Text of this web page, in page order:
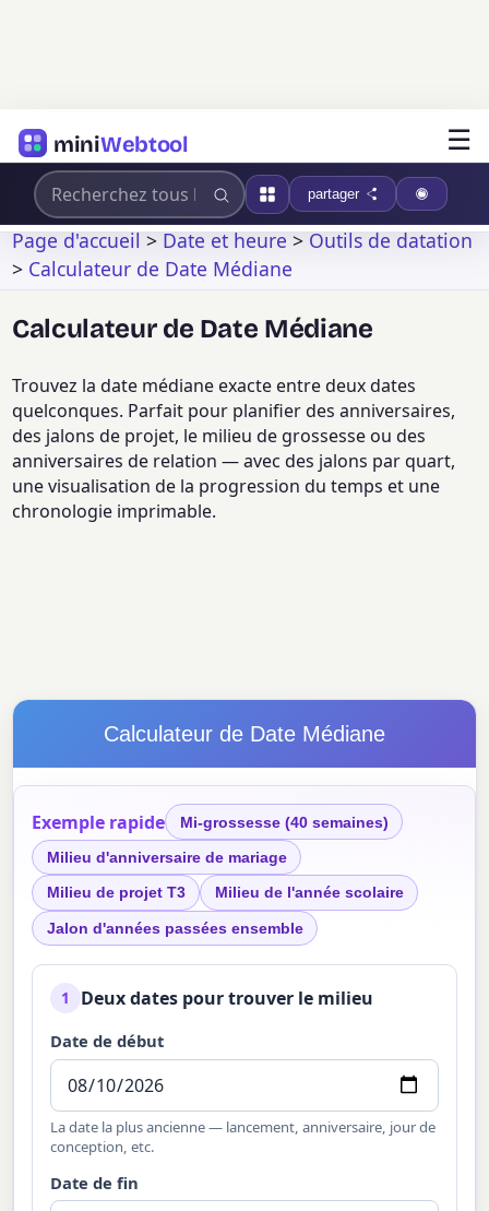
miniWebtool ☰
partager
Page d'accueil>Date et heure>Outils de datation
> Calculateur de Date Médiane
Calculateur de Date Médiane
Trouvez la date médiane exacte entre deux dates
quelconques. Parfait pour planifier des anniversaires,
des jalons de projet, le milieu de grossesse ou des
anniversaires de relation — avec des jalons par quart,
une visualisation de la progression du temps et une
chronologie imprimable.
Calculateur de Date Médiane
Exemple rapide Mi-grossesse (40 semaines)
Milieu d'anniversaire de mariage
Milieu de projet T3 Milieu de l'année scolaire
Jalon d'années passées ensemble
1 Deux dates pour trouver le milieu
Date de début
La date la plus ancienne — lancement, anniversaire, jour de
conception, etc.
Date de fin